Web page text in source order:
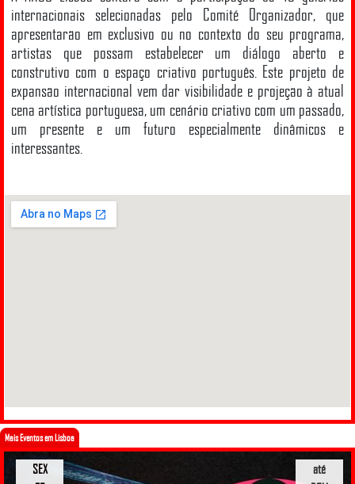
internacionais selecionadas pelo Comité Organizador, que
apresentarão em exclusivo ou no contexto do seu programa,
artistas que possam estabelecer um diálogo aberto e
construtivo com o espaço criativo português. Este projeto de
expansão internacional vem dar visibilidade e projeção à atual
cena artística portuguesa, um cenário criativo com um passado,
um presente e um futuro especialmente dinâmicos e
interessantes.
Mais Eventos em Lisboa
até
SEX